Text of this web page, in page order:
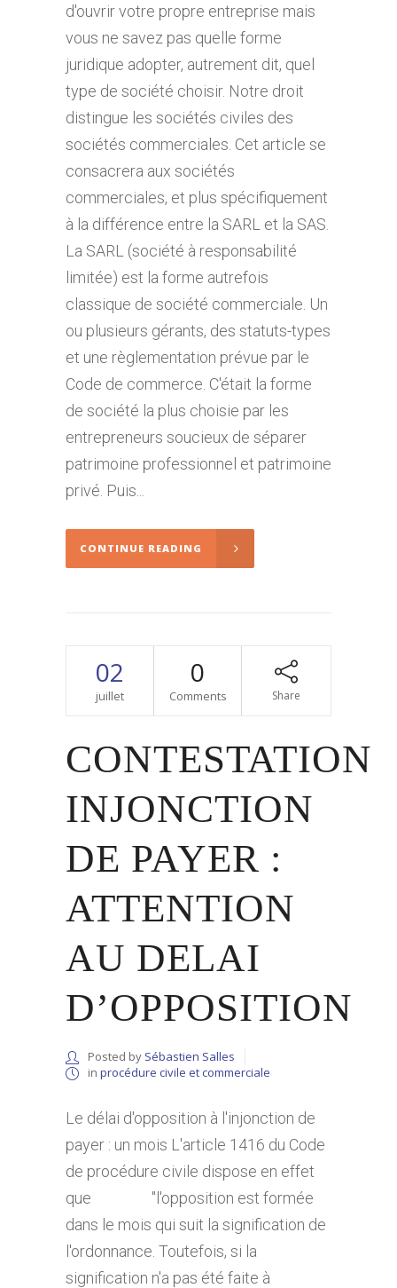
d'ouvrir votre propre entreprise mais
vous ne savez pas quelle forme
juridique adopter, autrement dit, quel
type de société choisir. Notre droit
distingue les sociétés civiles des
sociétés commerciales. Cet article se
consacrera aux sociétés
commerciales, et plus spécifiquement
à la différence entre la SARL et la SAS.
La SARL (société à responsabilité
limitée) est la forme autrefois
classique de société commerciale. Un
ou plusieurs gérants, des statuts-types
et une règlementation prévue par le
Code de commerce. C'était la forme
de société la plus choisie par les
entrepreneurs soucieux de séparer
patrimoine professionnel et patrimoine
privé. Puis...
CONTINUE READING
02
juillet
0
Comments Share
CONTESTATION
INJONCTION
DE PAYER :
ATTENTION
AU DELAI
D’OPPOSITION
Posted by Sébastien Salles
in procédure civile et commerciale
Le délai d'opposition à l'injonction de
payer : un mois L'article 1416 du Code
de procédure civile dispose en effet
que "l'opposition est formée
dans le mois qui suit la signification de
l'ordonnance. Toutefois, si la
signification n'a pas été faite à